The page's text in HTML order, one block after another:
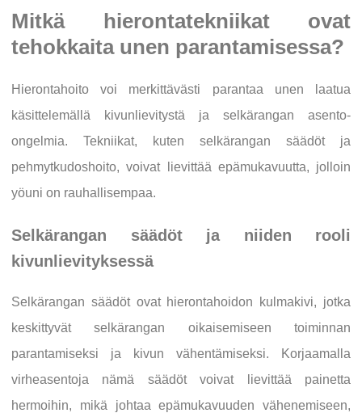
Mitkä hierontatekniikat ovat
tehokkaita unen parantamisessa?
Hierontahoito voi merkittävästi parantaa unen laatua
käsittelemällä kivunlievitystä ja selkärangan asento-
ongelmia. Tekniikat, kuten selkärangan säädöt ja
pehmytkudoshoito, voivat lievittää epämukavuutta, jolloin
yöuni on rauhallisempaa.
Selkärangan säädöt ja niiden rooli
kivunlievityksessä
Selkärangan säädöt ovat hierontahoidon kulmakivi, jotka
keskittyvät selkärangan oikaisemiseen toiminnan
parantamiseksi ja kivun vähentämiseksi. Korjaamalla
virheasentoja nämä säädöt voivat lievittää painetta
hermoihin, mikä johtaa epämukavuuden vähenemiseen,